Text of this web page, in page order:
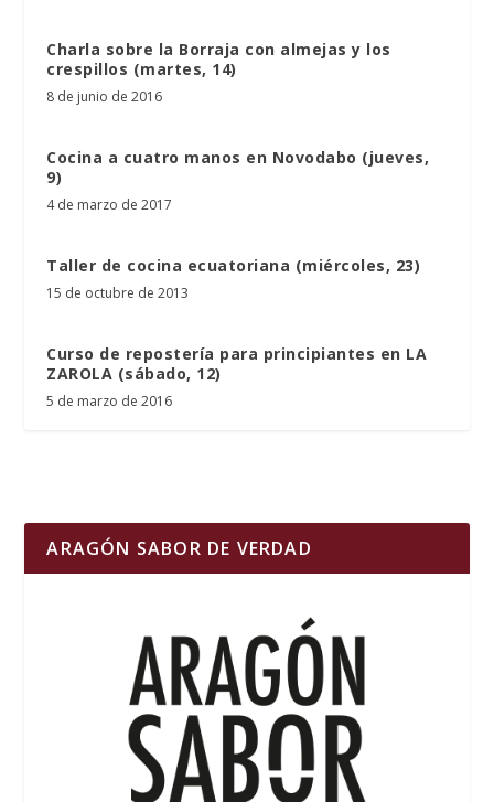
Charla sobre la Borraja con almejas y los
crespillos (martes, 14)
8 de junio de 2016
Cocina a cuatro manos en Novodabo (jueves,
9)
4 de marzo de 2017
Taller de cocina ecuatoriana (miércoles, 23)
15 de octubre de 2013
Curso de repostería para principiantes en LA
ZAROLA (sábado, 12)
5 de marzo de 2016
ARAGÓN SABOR DE VERDAD